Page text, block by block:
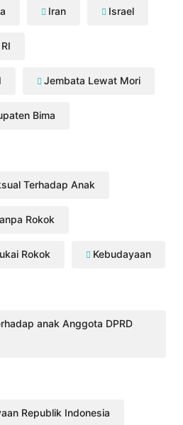
Iran Israel
Jembata Lewat Mori
Bima
Terhadap Anak
Rokok
Rokok Kebudayaan
anak Anggota DPRD
Republik Indonesia